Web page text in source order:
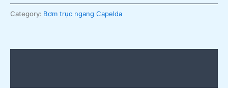
Category: Bơm trục ngang Capelda